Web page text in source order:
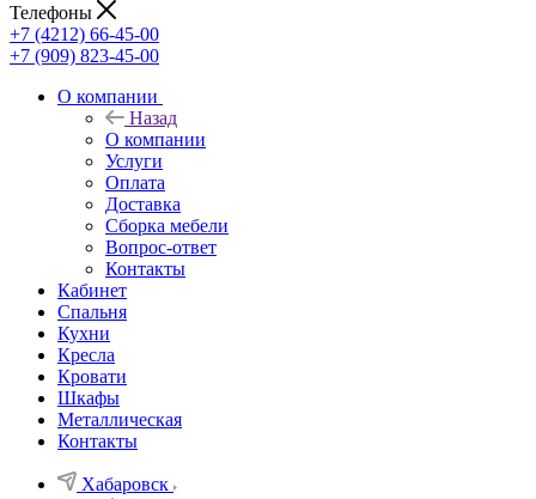
Телефоны
+7 (4212) 66-45-00
+7 (909) 823-45-00
О компании
Назад
О компании
Услуги
Оплата
Доставка
Сборка мебели
Вопрос-ответ
Контакты
Кабинет
Спальня
Кухни
Кресла
Кровати
Шкафы
Металлическая
Контакты
Хабаровск